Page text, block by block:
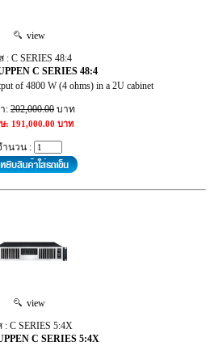
view
: C SERIES 48:4
C SERIES 48:4
of 4800 W (4 ohms) in a 2U cabinet
: 202,000.00 บาท
: 191,000.00 บาท
ำนวน :
view
: C SERIES 5:4X
C SERIES 5:4X